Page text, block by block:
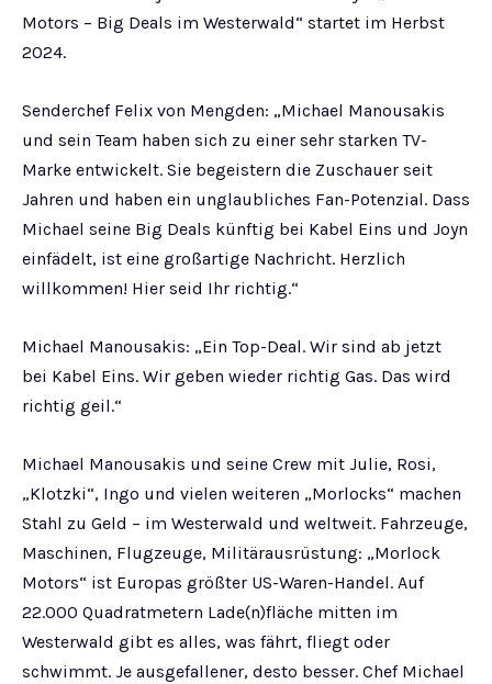
Motors – Big Deals im Westerwald“ startet im Herbst
2024.
Senderchef Felix von Mengden: „Michael Manousakis
und sein Team haben sich zu einer sehr starken TV-
Marke entwickelt. Sie begeistern die Zuschauer seit
Jahren und haben ein unglaubliches Fan-Potenzial. Dass
Michael seine Big Deals künftig bei Kabel Eins und Joyn
einfädelt, ist eine großartige Nachricht. Herzlich
willkommen! Hier seid Ihr richtig.“
Michael Manousakis: „Ein Top-Deal. Wir sind ab jetzt
bei Kabel Eins. Wir geben wieder richtig Gas. Das wird
richtig geil.“
Michael Manousakis und seine Crew mit Julie, Rosi,
„Klotzki“, Ingo und vielen weiteren „Morlocks“ machen
Stahl zu Geld – im Westerwald und weltweit. Fahrzeuge,
Maschinen, Flugzeuge, Militärausrüstung: „Morlock
Motors“ ist Europas größter US-Waren-Handel. Auf
22.000 Quadratmetern Lade(n)fläche mitten im
Westerwald gibt es alles, was fährt, fliegt oder
schwimmt. Je ausgefallener, desto besser. Chef Michael